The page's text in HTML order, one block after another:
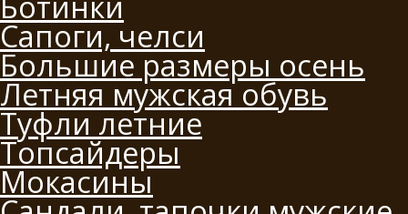
Сапоги, челси
Большие размеры осень
Летняя мужская обувь
Туфли летние
Топсайдеры
Мокасины